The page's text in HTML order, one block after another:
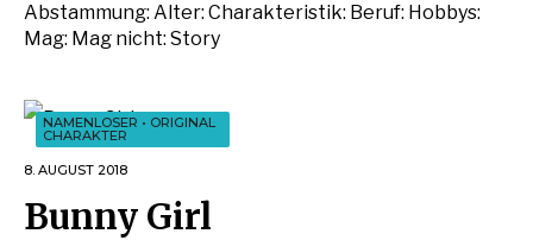
Abstammung: Alter: Charakteristik: Beruf: Hobbys:
Mag: Mag nicht: Story
NAMENLOSER • ORIGINAL
CHARAKTER
8. AUGUST 2018
Bunny Girl